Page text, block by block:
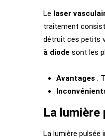
Le laser
traitement
détruit ces petits
à diode sont les
Avantages :
La lumière
La lumière pulsée